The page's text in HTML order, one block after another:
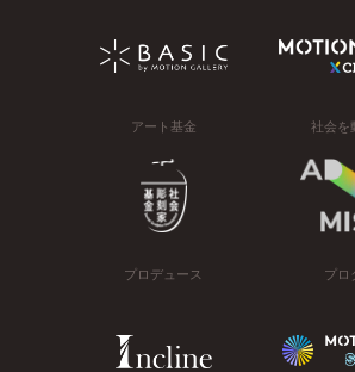
アート基金 社会を
プロデュース プロ